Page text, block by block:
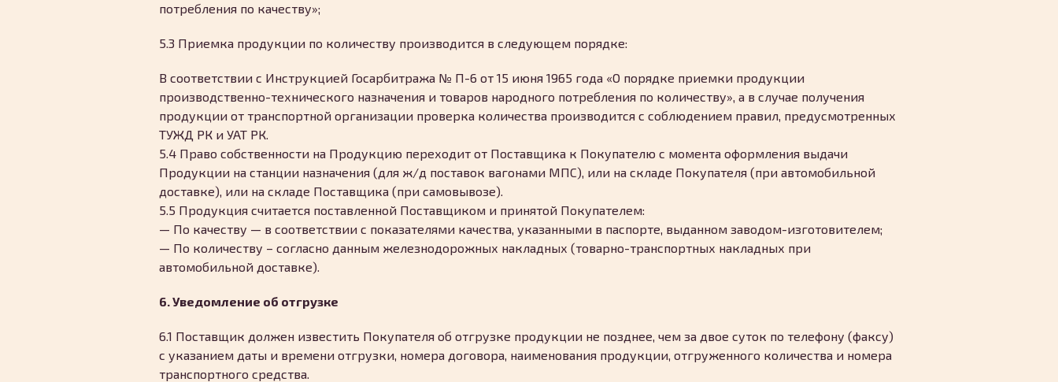
потребления по качеству»;
5.3 Приемка продукции по количеству производится в следующем порядке:
В соответствии с Инструкцией Госарбитража № П-6 от 15 июня 1965 года «О порядке приемки продукции
производственно-технического назначения и товаров народного потребления по количеству», а в случае получения
продукции от транспортной организации проверка количества производится с соблюдением правил, предусмотренных
ТУЖД РК и УАТ РК.
5.4 Право собственности на Продукцию переходит от Поставщика к Покупателю с момента оформления выдачи
Продукции на станции назначения (для ж/д поставок вагонами МПС), или на складе Покупателя (при автомобильной
доставке), или на складе Поставщика (при самовывозе).
5.5 Продукция считается поставленной Поставщиком и принятой Покупателем:
— По качеству — в соответствии с показателями качества, указанными в паспорте, выданном заводом-изготовителем;
— По количеству – согласно данным железнодорожных накладных (товарно-транспортных накладных при
автомобильной доставке).
6. Уведомление об отгрузке
6.1 Поставщик должен известить Покупателя об отгрузке продукции не позднее, чем за двое суток по телефону (факсу)
с указанием даты и времени отгрузки, номера договора, наименования продукции, отгруженного количества и номера
транспортного средства.